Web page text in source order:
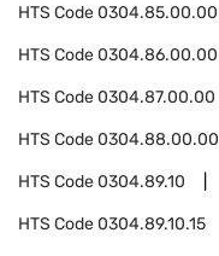
HTS Code0304.85.00.00
HTS Code0304.86.00.00
HTS Code0304.87.00.00
HTS Code0304.88.00.00
HTS Code0304.89.10
HTS Code0304.89.10.15